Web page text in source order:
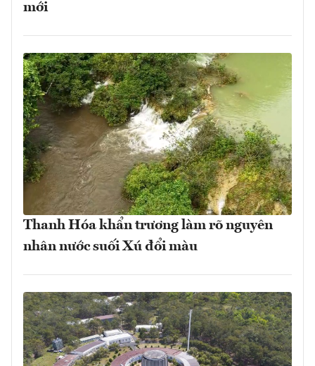
mới
Thanh Hóa khẩn trương làm rõ nguyên
nhân nước suối Xú đổi màu